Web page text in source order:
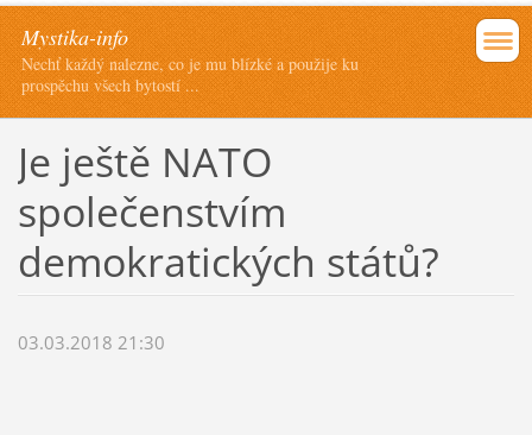
Mystika-info
Nechť každý nalezne, co je mu blízké a použije ku
prospěchu všech bytostí ...
Je ještě NATO
společenstvím
demokratických států?
03.03.2018 21:30